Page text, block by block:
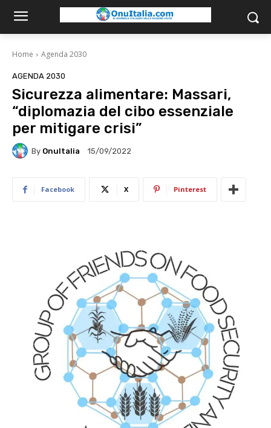
Home Agenda 2030
AGENDA 2030
Sicurezza alimentare: Massari,
“diplomazia del cibo essenziale
per mitigare crisi”
By OnuItalia 15/09/2022
Facebook X Pinterest